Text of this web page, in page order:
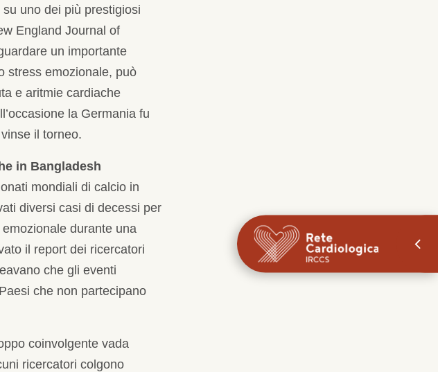
uno dei più prestigiosi
England Journal of
un importante
stress emozionale, può
e aritmie cardiache
la Germania fu
il torneo.
in Bangladesh
mondiali di calcio in
diversi casi di decessi per
durante una
il report dei ricercatori
che gli eventi
che non partecipano
coinvolgente vada
ricercatori colgono